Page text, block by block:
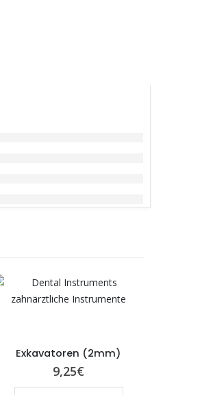
Exkavatoren (2mm)
9,25€